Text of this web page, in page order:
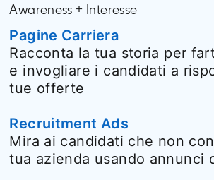
Awareness + Interesse
Pagine Carriera
Racconta la tua storia per
e invogliare i candidati a
tue offerte
Recruitment Ads
Mira ai candidati che non
tua azienda usando annunci